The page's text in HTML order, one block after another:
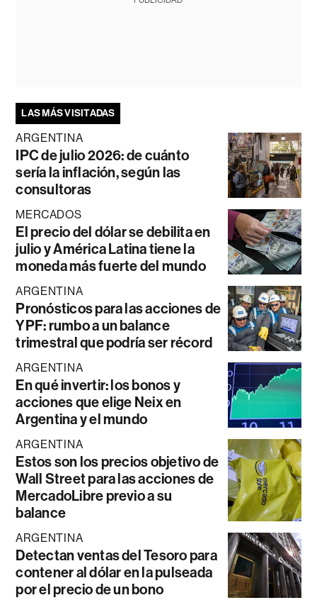
LAS MÁS VISITADAS
ARGENTINA
IPC de julio 2026: de cuánto
sería la inflación, según las
consultoras
MERCADOS
El precio del dólar se debilita en
julio y América Latina tiene la
moneda más fuerte del mundo
ARGENTINA
Pronósticos para las acciones de
YPF: rumbo a un balance
trimestral que podría ser récord
ARGENTINA
En qué invertir: los bonos y
acciones que elige Neix en
Argentina y el mundo
ARGENTINA
Estos son los precios objetivo de
Wall Street para las acciones de
MercadoLibre previo a su
balance
ARGENTINA
Detectan ventas del Tesoro para
contener al dólar en la pulseada
por el precio de un bono